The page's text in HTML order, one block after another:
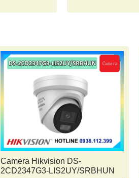
Camera Hikvision DS-
2CD2347G3-LIS2UY/SRBHUN